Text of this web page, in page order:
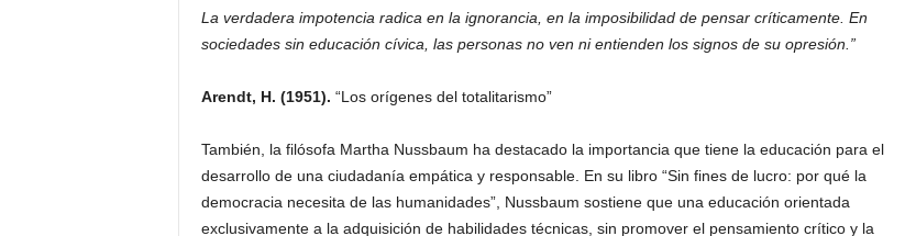
La verdadera impotencia radica en la ignorancia, en la imposibilidad de pensar críticamente. En
sociedades sin educación cívica, las personas no ven ni entienden los signos de su opresión.”
Arendt, H. (1951). “Los orígenes del totalitarismo”
También, la filósofa Martha Nussbaum ha destacado la importancia que tiene la educación para el
desarrollo de una ciudadanía empática y responsable. En su libro “Sin fines de lucro: por qué la
democracia necesita de las humanidades”, Nussbaum sostiene que una educación orientada
exclusivamente a la adquisición de habilidades técnicas, sin promover el pensamiento crítico y la